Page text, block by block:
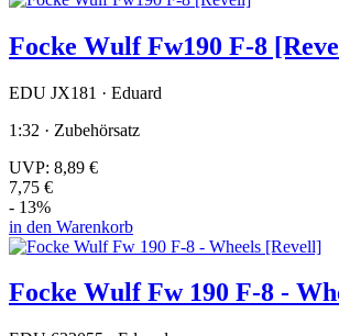
Focke Wulf Fw190 F-8
EDU JX181 · Eduard
1:32 · Zubehörsatz
UVP: 8,89 €
7,75 €
- 13%
in den Warenkorb
Focke Wulf Fw 190 F-8 -